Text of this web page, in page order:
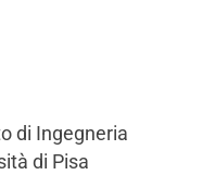
di Ingegneria
di Pisa